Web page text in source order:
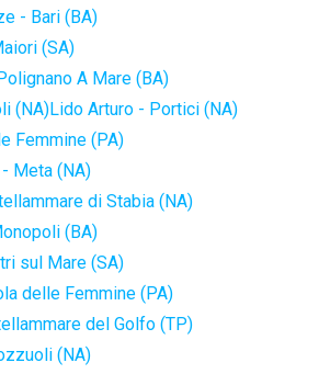
- Bari (BA)
(SA)
A Mare (BA)
(NA)Lido Arturo - Portici (NA)
Femmine (PA)
Meta (NA)
di Stabia (NA)
(BA)
sul Mare (SA)
delle Femmine (PA)
del Golfo (TP)
(NA)